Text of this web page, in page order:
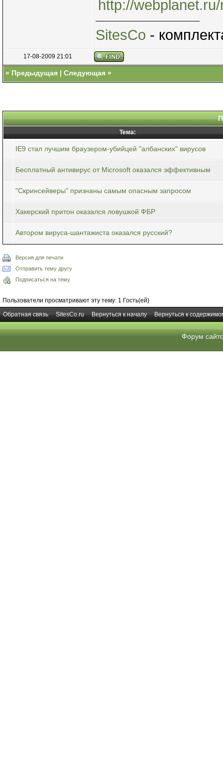
http://
SitesCo -
17-08-2009 21:01
« Предыдущая | Следующая »
Тема:
IE9 стал лучшим браузером-убийцей "албанских" вирусов
Бесплатный антивирус от Microsoft оказался эффективным
"Скринсейверы" признаны самым опасным запросом
Хакерский притон оказался ловушкой ФБР
Автором вируса-шантажиста оказался русский?
Версия для печати
Отправить тему другу
Подписаться на тему
Пользователи просматривают эту тему: 1 Гость(ей)
Обратная связь
SitesCo.ru Вернуться к началу Вернуться к
Форум